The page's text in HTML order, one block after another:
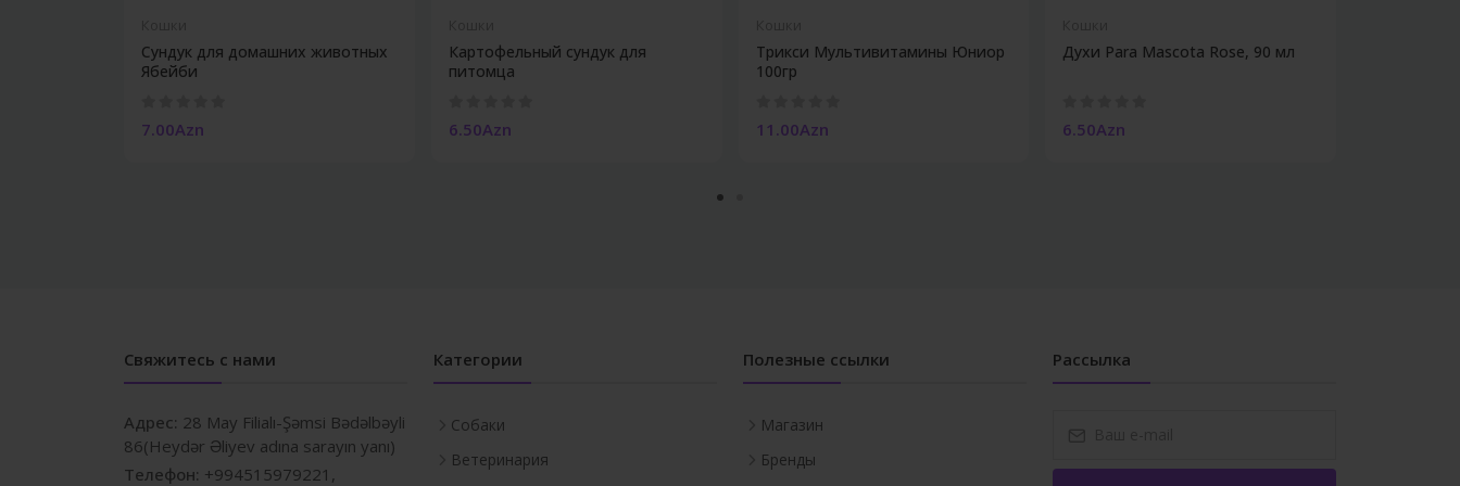
Сундук для домашних животных
Ябейби
7.00Azn
Картофельный сундук для
питомца
6.50Azn
Трикси Мультивитамины Юниор
100гр
11.00Azn
Духи Para Mascota Rose, 90 мл
6.50Azn
Свяжитесь с нами
Адрес: 28 May Filialı-Şəmsi Bədəlbəyli
86(Heydər Əliyev adına sarayın yanı)
Телефон: +994515979221,
Категории
Собаки
Ветеринария
Полезные ссылки
Магазин
Бренды
Рассылка